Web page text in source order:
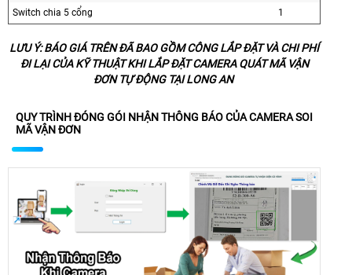
Switch chia 5 cổng
1
LƯU Ý: BÁO GIÁ TRÊN ĐÃ BAO GỒM CÔNG LẮP ĐẶT VÀ CHI PHÍ
ĐI LẠI CỦA KỸ THUẬT KHI LẮP ĐẶT CAMERA QUÁT MÃ VẬN
ĐƠN TỰ ĐỘNG TẠI LONG AN
QUY TRÌNH ĐÓNG GÓI NHẬN THÔNG BÁO CỦA CAMERA SOI
MÃ VẬN ĐƠN